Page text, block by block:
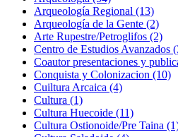
Arqueología Regional (13)
Arqueología de la Gente (2)
Arte Rupestre/Petroglifos (2)
Centro de Estudios Avanzados
Coautor presentaciones y
Conquista y Colonizacion (10)
Cuiltura Arcaica (4)
Cultura (1)
Cultura Huecoide (11)
Cultura Ostionoide/Pre Taina